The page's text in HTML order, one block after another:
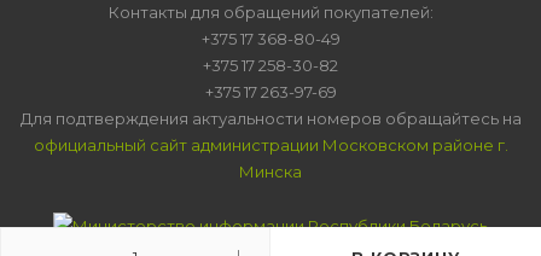
Контакты для обращений покупателей:
+375 17 368-80-49
+375 17 258-30-82
+375 17 263-97-69
Для подтверждения актуальности номеров обращайтесь на
официальный сайт администрации Московском районе г.
Минска